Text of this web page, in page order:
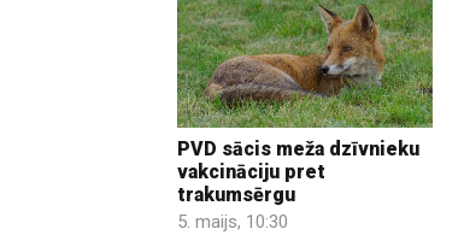
PVD sācis meža dzīvnieku
vakcināciju pret
trakumsērgu
5. maijs, 10:30